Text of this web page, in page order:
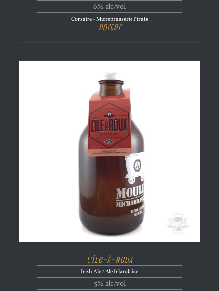
6% alc/vol
Corsaire - Microbrasserie Pirate
Porter
L’Île-À-Roux
Irish Ale / Ale Irlandaise
5% alc/vol